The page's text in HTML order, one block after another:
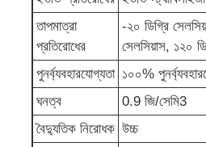
পিপি প্লাস্টিকের বোর্ড
পিপি বিজ্ঞাপন বোর্ড
প্লাস্টিক পিপি শীট
তাপমাত্রা
প্রতিরোধের
-২০ ডিগ্রি
সেলসিয়াস, ১২০
পুনর্ব্যবহারযোগ্যতা ১০০%
ঘনত্ব
0.9 জি/সেমি3
বৈদ্যুতিক নিরোধক উচ্চ